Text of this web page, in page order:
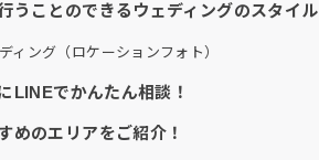
うことのできるウェディングのスタイル
ィング（ロケーションフォト）
LINEでかんたん相談！
めのエリアをご紹介！